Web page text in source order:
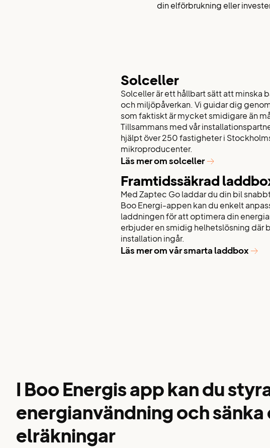
din elförbrukning eller
Solceller
Solceller är ett hållbart sätt att minska
och miljöpåverkan. Vi guidar dig
som faktiskt är mycket smidigare än
Tillsammans med vår
hjälpt över 250 fastigheter i
mikroproducenter.
Läs mer om solceller
Framtidssäkrad
Med Zaptec Go laddar du din bil
Boo Energi-appen kan du enkelt
laddningen för att optimera din
erbjuder en smidig helhetslösning där
installation ingår.
Läs mer om vår smarta laddbox
I Boo Energis app kan du
energianvändning och sänka
elräkningar